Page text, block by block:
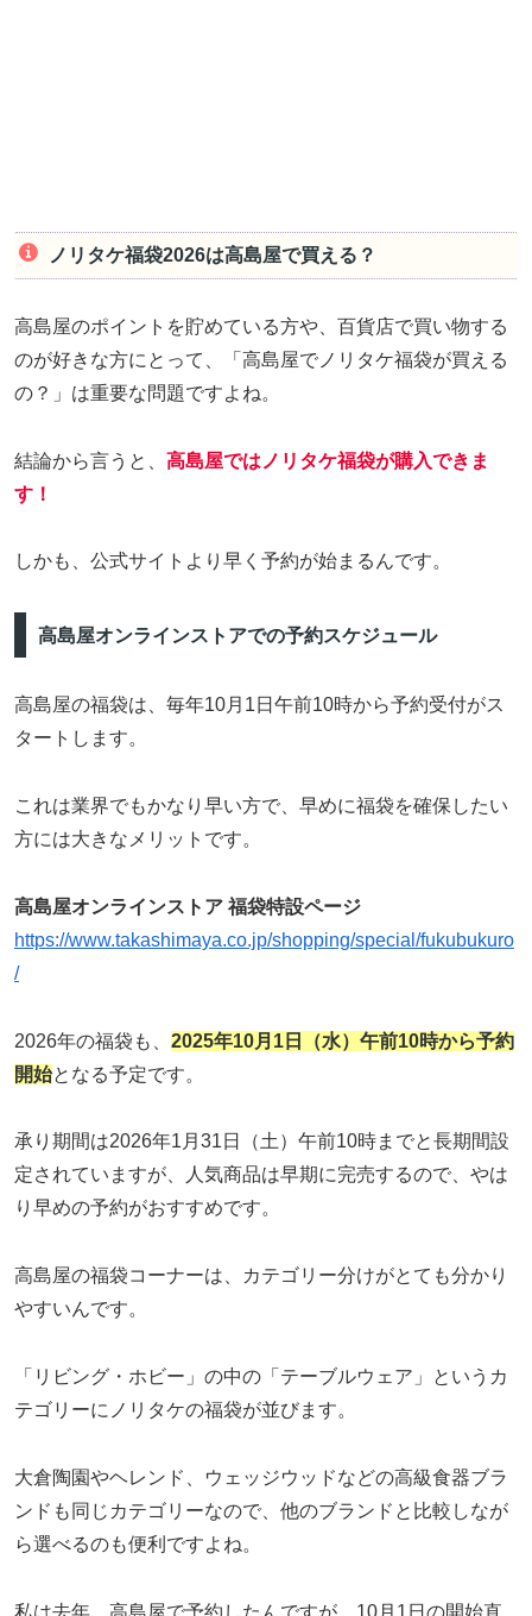
ノリタケ福袋2026は高島屋で買える？
高島屋のポイントを貯めている方や、百貨店で買い物する
のが好きな方にとって、「高島屋でノリタケ福袋が買える
の？」は重要な問題ですよね。
結論から言うと、 高島屋ではノリタケ福袋が購入できま
す！
しかも、公式サイトより早く予約が始まるんです。
高島屋オンラインストアでの予約スケジュール
高島屋の福袋は、毎年10月1日午前10時から予約受付がス
タートします。
これは業界でもかなり早い方で、早めに福袋を確保したい
方には大きなメリットです。
高島屋オンラインストア 福袋特設ページ
https://www.takashimaya.co.jp/shopping/special/fukubukuro
/
2026年の福袋も、 2025年10月1日（水）午前10時から予約
開始となる予定です。
承り期間は2026年1月31日（土）午前10時までと長期間設
定されていますが、人気商品は早期に完売するので、やは
り早めの予約がおすすめです。
高島屋の福袋コーナーは、カテゴリー分けがとても分かり
やすいんです。
「リビング・ホビー」の中の「テーブルウェア」というカ
テゴリーにノリタケの福袋が並びます。
大倉陶園やヘレンド、ウェッジウッドなどの高級食器ブラ
ンドも同じカテゴリーなので、他のブランドと比較しなが
ら選べるのも便利ですよね。
私は去年、高島屋で予約したんですが、10月1日の開始直